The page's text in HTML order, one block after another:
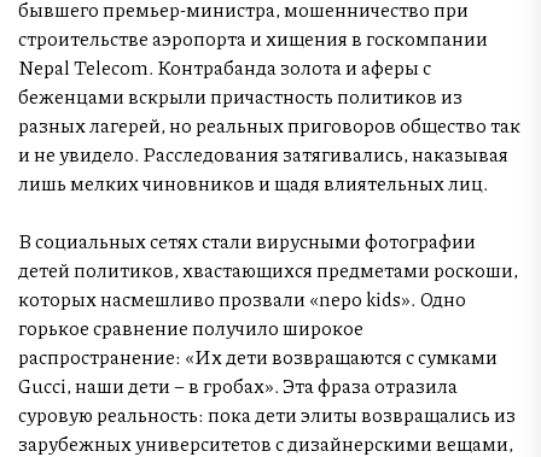
бывшего премьер-министра, мошенничество при
строительстве аэропорта и хищения в госкомпании
Nepal Telecom. Контрабанда золота и аферы с
беженцами вскрыли причастность политиков из
разных лагерей, но реальных приговоров общество так
и не увидело. Расследования затягивались, наказывая
лишь мелких чиновников и щадя влиятельных лиц.
В социальных сетях стали вирусными фотографии
детей политиков, хвастающихся предметами роскоши,
которых насмешливо прозвали «nepo kids». Одно
горькое сравнение получило широкое
распространение: «Их дети возвращаются с сумками
Gucci, наши дети – в гробах». Эта фраза отразила
суровую реальность: пока дети элиты возвращались из
зарубежных университетов с дизайнерскими вещами,